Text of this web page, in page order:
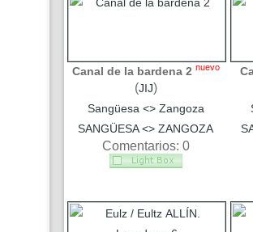
Canal de la bardena 2 nuevo
(JIJ)
Sangüesa <> Zangoza
SANGÜESA <> ZANGOZA
Comentarios: 0